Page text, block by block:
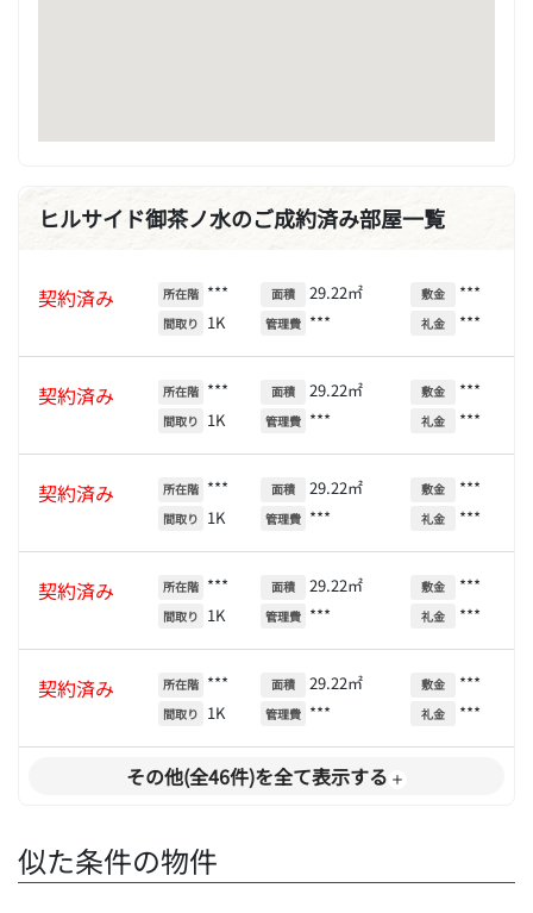
ヒルサイド御茶ノ水のご成約済み部屋一覧
契約済み 所在階 ***
間取り 1K
面積 29.22㎡
管理費 ***
敷金 ***
礼金 ***
契約済み 所在階 ***
間取り 1K
面積 29.22㎡
管理費 ***
敷金 ***
礼金 ***
契約済み 所在階 ***
間取り 1K
面積 29.22㎡
管理費 ***
敷金 ***
礼金 ***
契約済み 所在階 ***
間取り 1K
面積 29.22㎡
管理費 ***
敷金 ***
礼金 ***
契約済み 所在階 ***
間取り 1K
面積 29.22㎡
管理費 ***
敷金 ***
礼金 ***
その他(全46件)を全て表示する
似た条件の物件